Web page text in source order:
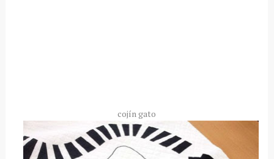
cojín gato